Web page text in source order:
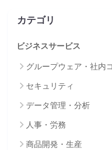
カテゴリ
ビジネスサービス
グループウェア・社内
セキュリティ
データ管理・分析
人事・労務
商品開発・生産